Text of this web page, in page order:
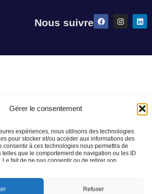
Gérer le consentement
expériences, nous utilisons des technologies
pour stocker et/ou accéder aux informations des
consentir à ces technologies nous permettra de
telles que le comportement de navigation ou les ID
Le fait de ne pas consentir ou de retirer son
Refuser
Nous suivre